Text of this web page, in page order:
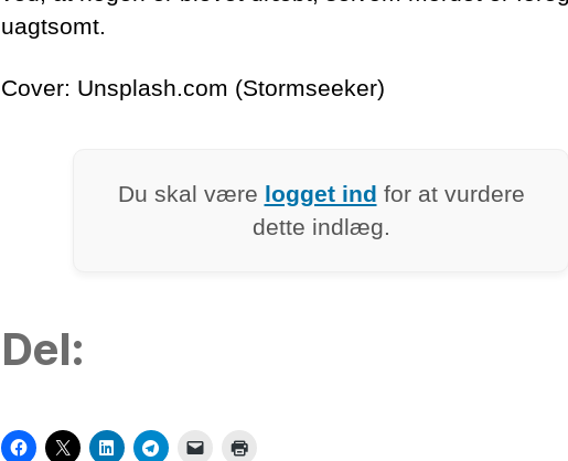
uagtsomt.
Cover: Unsplash.com (Stormseeker)
Du skal være logget ind for at vurdere
dette indlæg.
Del: